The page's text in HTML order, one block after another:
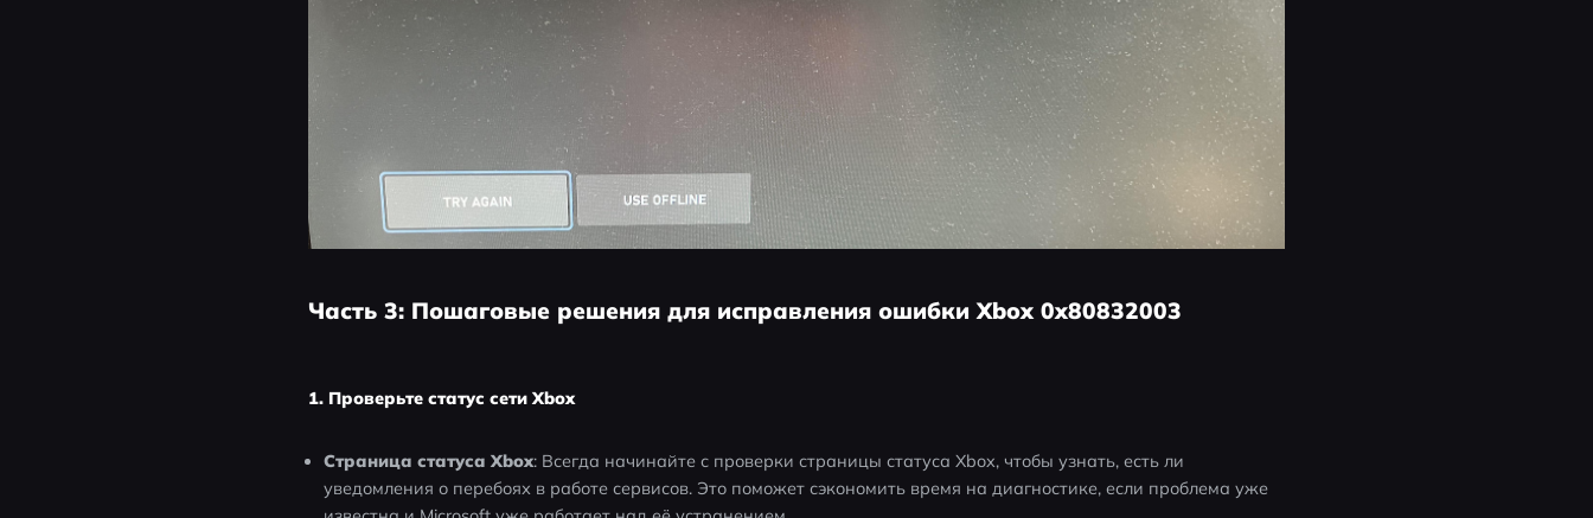
Часть 3: Пошаговые решения для исправления ошибки Xbox 0x80832003
1. Проверьте статус сети Xbox
Страница статуса Xbox: Всегда начинайте с проверки страницы статуса Xbox, чтобы узнать, есть ли
уведомления о перебоях в работе сервисов. Это поможет сэкономить время на диагностике, если проблема уже